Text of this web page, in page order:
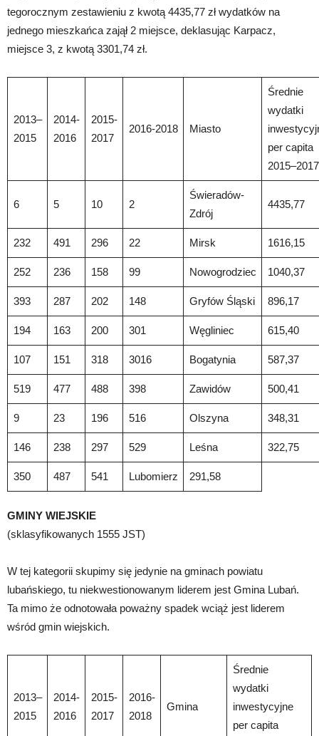
tegorocznym zestawieniu z kwotą 4435,77 zł wydatków na
jednego mieszkańca zajął 2 miejsce, deklasując Karpacz,
miejsce 3, z kwotą 3301,74 zł.
2013–
2015
2014-
2016
2015-
2017
2016-2018 Miasto
Średnie
wydatki
per capita
2015–2017
6 5 10 2
Świeradów-
Zdrój
4435,77
232 491 296 22 Mirsk 1616,15
252 236 158 99 Nowogrodziec 1040,37
393 287 202 148 Gryfów Śląski 896,17
194 163 200 301 Węgliniec 615,40
107 151 318 3016 Bogatynia 587,37
519 477 488 398 Zawidów 500,41
9 23 196 516 Olszyna 348,31
146 238 297 529 Leśna 322,75
350 487 541 Lubomierz 291,58
GMINY WIEJSKIE
(sklasyfikowanych 1555 JST)
W tej kategorii skupimy się jedynie na gminach powiatu
lubańskiego, tu niekwestionowanym liderem jest Gmina Lubań.
Ta mimo że odnotowała poważny spadek wciąż jest liderem
wśród gmin wiejskich.
2013–
2015
2014-
2016
2015-
2017
2016-
2018
Gmina
Średnie
wydatki
inwestycyjne
per capita